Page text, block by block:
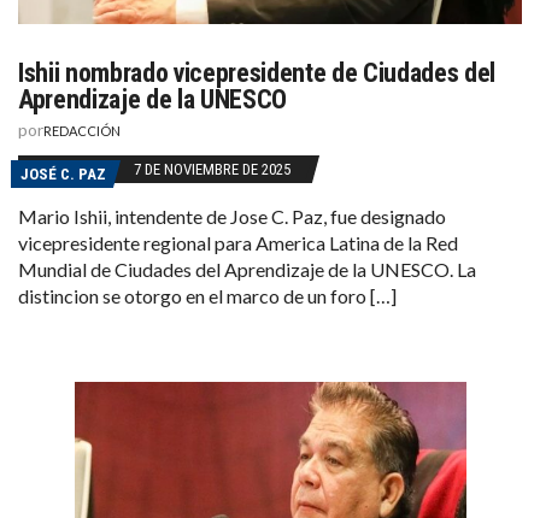
Ishii nombrado vicepresidente de Ciudades del
Aprendizaje de la UNESCO
porREDACCIÓN
JOSÉ C. PAZ 7 DE NOVIEMBRE DE 2025
Mario Ishii, intendente de Jose C. Paz, fue designado
vicepresidente regional para America Latina de la Red
Mundial de Ciudades del Aprendizaje de la UNESCO. La
distincion se otorgo en el marco de un foro […]